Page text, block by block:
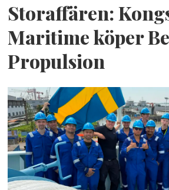
Storaffären:
Maritime köper
Propulsion